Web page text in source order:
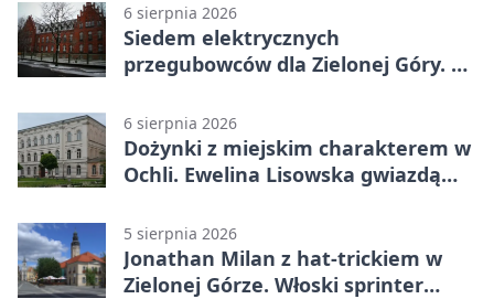
6 sierpnia 2026
Siedem elektrycznych
przegubowców dla Zielonej Góry. To
6 sierpnia 2026
Dożynki z miejskim charakterem w
Ochli. Ewelina Lisowska gwiazdą
5 sierpnia 2026
Jonathan Milan z hat-trickiem w
Zielonej Górze. Włoski sprinter